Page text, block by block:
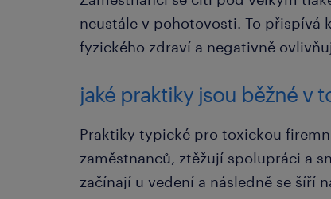
neustále v pohotovosti. To přispívá
fyzického zdraví a negativně
jaké praktiky jsou běžné v
Praktiky typické pro toxickou
zaměstnanců, ztěžují spolupráci a
začínají u vedení a následně se šíří